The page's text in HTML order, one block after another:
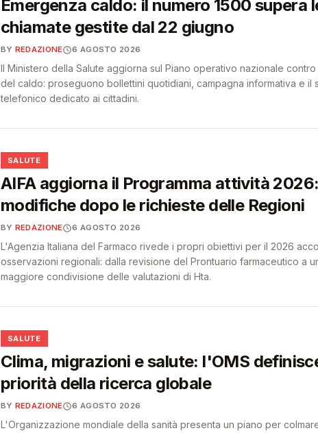
Emergenza caldo: il numero 1500 supera
chiamate gestite dal 22 giugno
BY REDAZIONE 6 AGOSTO 2026
Il Ministero della Salute aggiorna sul Piano operativo nazionale
del caldo: proseguono bollettini quotidiani, campagna informativa e il
telefonico dedicato ai cittadini.
SALUTE
AIFA aggiorna il Programma attività
modifiche dopo le richieste delle Regioni
BY REDAZIONE 6 AGOSTO 2026
L'Agenzia Italiana del Farmaco rivede i propri obiettivi per il 2026
osservazioni regionali: dalla revisione del Prontuario farmaceutico a
maggiore condivisione delle valutazioni di Hta.
SALUTE
Clima, migrazioni e salute: l'OMS
priorità della ricerca globale
BY REDAZIONE 6 AGOSTO 2026
L'Organizzazione mondiale della sanità presenta un piano per